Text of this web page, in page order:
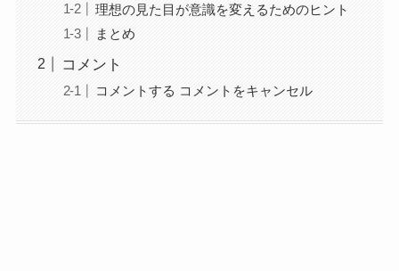
理想の見た目が意識を変えるためのヒント
まとめ
コメント
コメントする コメントをキャンセル